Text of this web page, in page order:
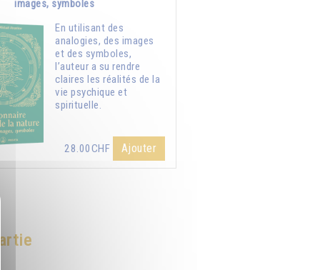
images, symboles
En utilisant des
analogies, des images
et des symboles,
l’auteur a su rendre
claires les réalités de la
vie psychique et
spirituelle.
28.00CHF Ajouter